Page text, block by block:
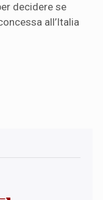
decidere se
all’Italia